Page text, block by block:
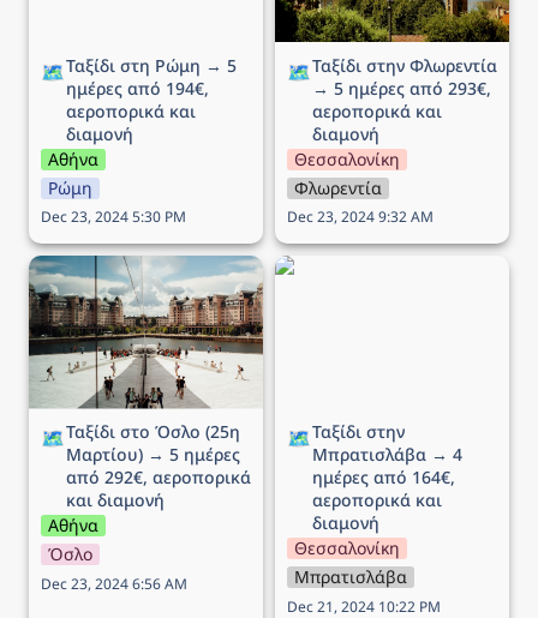
🗺️Ταξίδι στη Ρώμη → 5
ημέρες από 194€,
αεροπορικά και
διαμονή
Αθήνα
Ρώμη
Dec 23, 2024 5:30 PM
🗺️Ταξίδι στην Φλωρεντία
→ 5 ημέρες από 293€,
αεροπορικά και
διαμονή
Θεσσαλονίκη
Φλωρεντία
Dec 23, 2024 9:32 AM
Ταξίδι στο Όσλο (25η
Μαρτίου) → 5 ημέρες
από 292€, αεροπορικά
και διαμονή
🗺️Ταξίδι στο Όσλο (25η
Μαρτίου) → 5 ημέρες
από 292€, αεροπορικά
και διαμονή
Αθήνα
Όσλο
Dec 23, 2024 6:56 AM
Ταξίδι στην Μπρατισλάβα
🗺️Ταξίδι στην
Μπρατισλάβα → 4
ημέρες από 164€,
αεροπορικά και
διαμονή
Θεσσαλονίκη
Μπρατισλάβα
Dec 21, 2024 10:22 PM